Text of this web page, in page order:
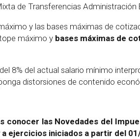
de Transferencias Administración
y las bases máximas de
máximo y bases máximas de
8% del actual salario mínimo
distorsiones de contenido
conocer las Novedades del
ejercicios iniciados a partir del